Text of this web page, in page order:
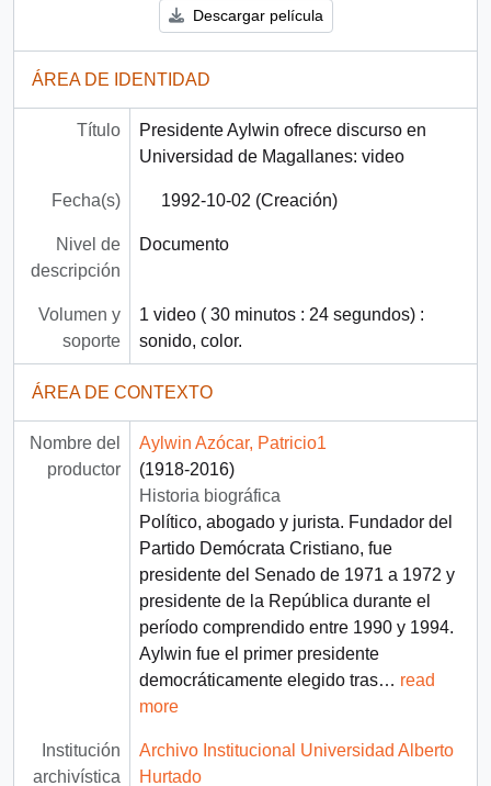
Descargar película
ÁREA DE IDENTIDAD
Título
Presidente Aylwin ofrece discurso en
Universidad de Magallanes: video
Fecha(s) 1992-10-02 (Creación)
Nivel de
descripción
Documento
Volumen y
soporte
1 video ( 30 minutos : 24 segundos) :
sonido, color.
ÁREA DE CONTEXTO
Nombre del
productor
Aylwin Azócar, Patricio1
(1918-2016)
Historia biográfica
Político, abogado y jurista. Fundador del
Partido Demócrata Cristiano, fue
presidente del Senado de 1971 a 1972 y
presidente de la República durante el
período comprendido entre 1990 y 1994.
Aylwin fue el primer presidente
democráticamente elegido tras… read
more
Institución
archivística
Archivo Institucional Universidad Alberto
Hurtado